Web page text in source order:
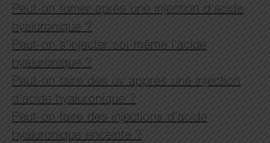
Peut-on fumer après une injection d’acide
hyaluronique ?
Peut-on s’injecter soi-même l’acide
hyaluronique ?
Peut-on faire des uv apprès une injection
d’acide hyaluronique ?
Peut-on faire des injections d’acide
hyaluronique enceinte ?